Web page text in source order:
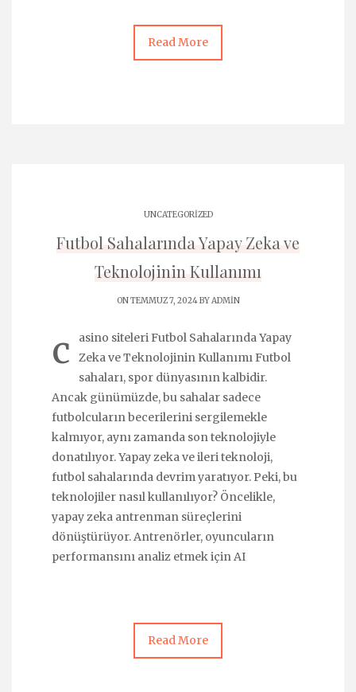
Read More
UNCATEGORIZED
Futbol Sahalarında Yapay Zeka ve
Teknolojinin Kullanımı
ON TEMMUZ 7, 2024 BYADMIN
c
asino siteleri Futbol Sahalarında Yapay
Zeka ve Teknolojinin Kullanımı Futbol
sahaları, spor dünyasının kalbidir.
Ancak günümüzde, bu sahalar sadece
futbolcuların becerilerini sergilemekle
kalmıyor, aynı zamanda son teknolojiyle
donatılıyor. Yapay zeka ve ileri teknoloji,
futbol sahalarında devrim yaratıyor. Peki, bu
teknolojiler nasıl kullanılıyor? Öncelikle,
yapay zeka antrenman süreçlerini
dönüştürüyor. Antrenörler, oyuncuların
performansını analiz etmek için AI
Read More